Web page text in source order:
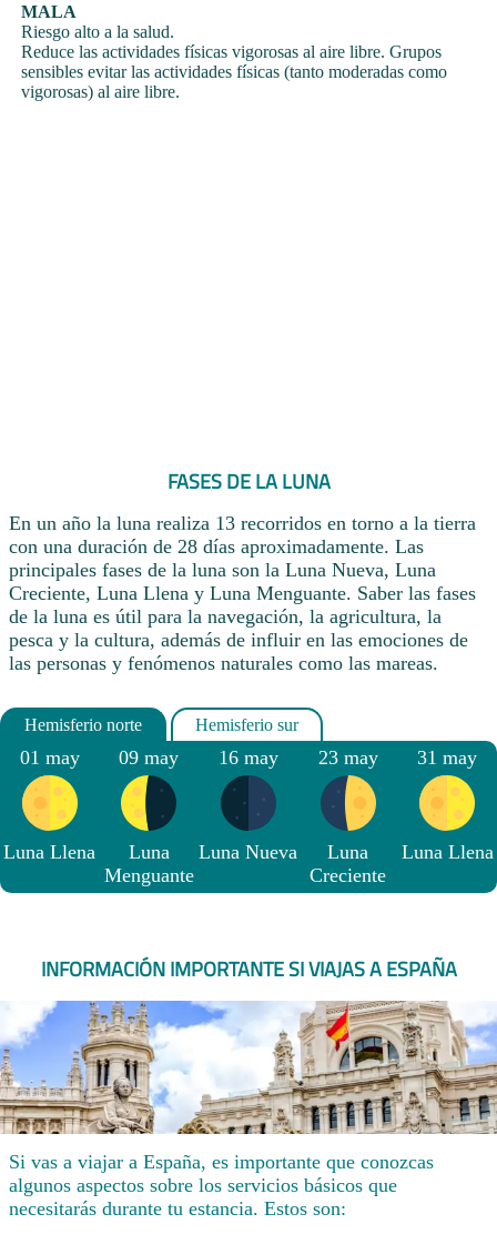
MALA
Riesgo alto a la salud.
Reduce las actividades físicas vigorosas al aire libre. Grupos
sensibles evitar las actividades físicas (tanto moderadas como
vigorosas) al aire libre.
FASES DE LA LUNA
En un año la luna realiza 13 recorridos en torno a la tierra
con una duración de 28 días aproximadamente. Las
principales fases de la luna son la Luna Nueva, Luna
Creciente, Luna Llena y Luna Menguante. Saber las fases
de la luna es útil para la navegación, la agricultura, la
pesca y la cultura, además de influir en las emociones de
las personas y fenómenos naturales como las mareas.
01 may
Luna Llena
09 may
Luna
Menguante
16 may
Luna Nueva
23 may
Luna
Creciente
31 may
Luna Llena
INFORMACIÓN IMPORTANTE SI VIAJAS A ESPAÑA
Si vas a viajar a España, es importante que conozcas
algunos aspectos sobre los servicios básicos que
necesitarás durante tu estancia. Estos son: